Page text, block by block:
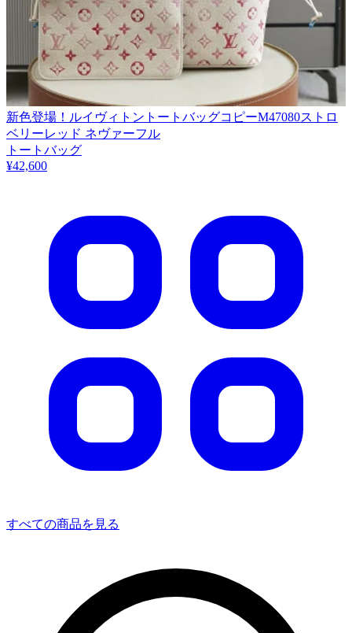
新色登場！ルイヴィトントートバッグコピーM47080ストロ
ベリーレッド ネヴァーフル
トートバッグ
¥42,600
すべての商品を見る